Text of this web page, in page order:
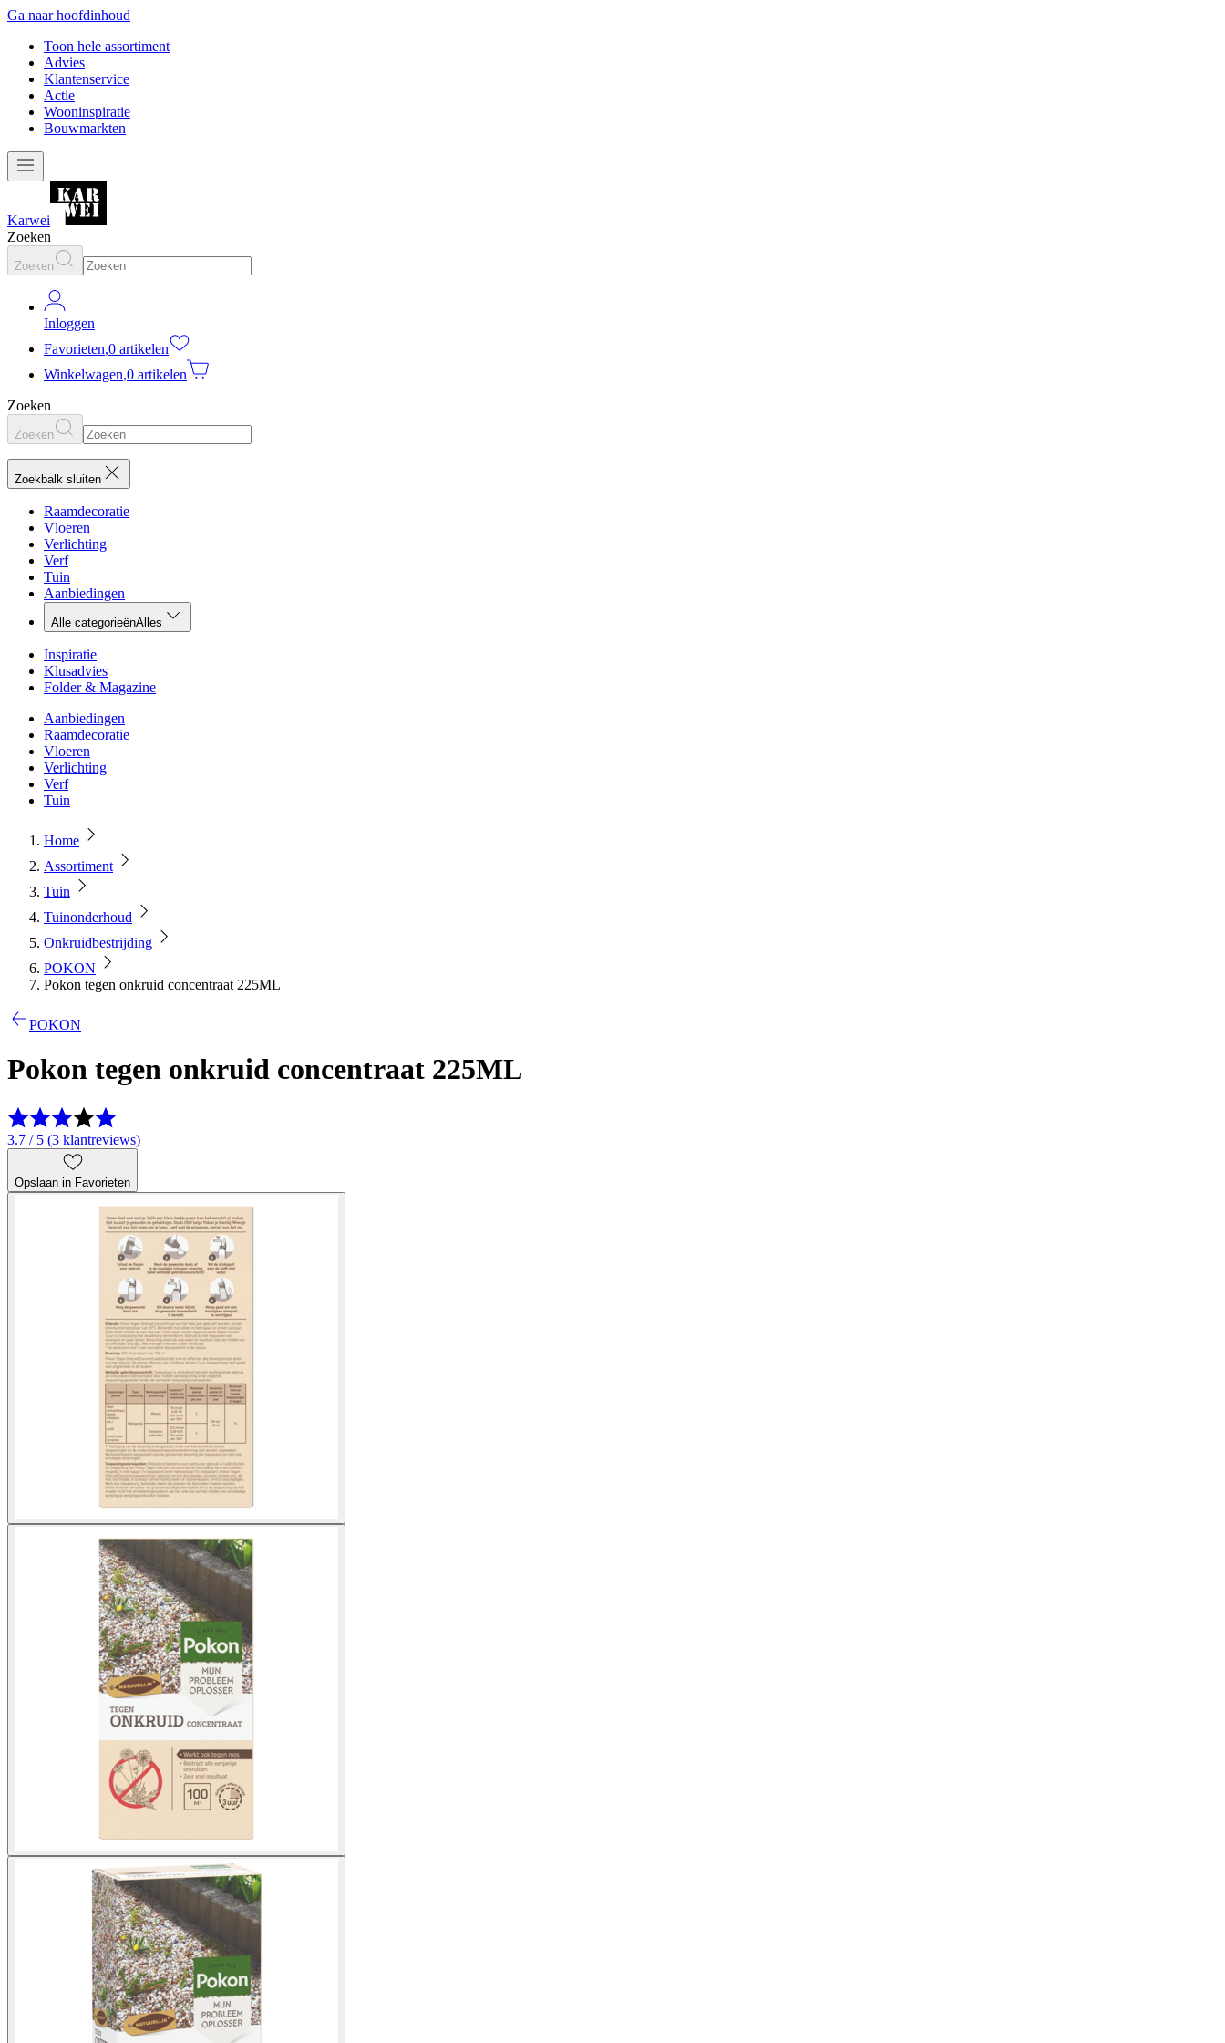
Ga naar hoofdinhoud
Toon hele assortiment
Advies
Klantenservice
Actie
Wooninspiratie
Bouwmarkten
Karwei
Zoeken
Zoeken
Inloggen
Favorieten,0 artikelen
Winkelwagen,0 artikelen
Zoeken
Zoeken
Zoekbalk sluiten
Raamdecoratie
Vloeren
Verlichting
Verf
Tuin
Aanbiedingen
Alle categorieënAlles
Inspiratie
Klusadvies
Folder & Magazine
Aanbiedingen
Raamdecoratie
Vloeren
Verlichting
Verf
Tuin
Home
Assortiment
Tuin
Tuinonderhoud
Onkruidbestrijding
POKON
Pokon tegen onkruid concentraat 225ML
POKON
Pokon tegen onkruid concentraat 225ML
3.7 / 5 (3 klantreviews)
Opslaan in Favorieten